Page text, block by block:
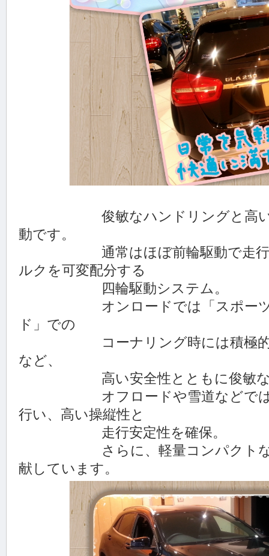
俊敏なハンドリングと高い安
動です。
通常はほぼ前輪駆動で走行し
ルクを可変配分する
四輪駆動システム。
オンロードでは「スポーツモ
ド」での
コーナリング時には積極的に
など、
高い安全性とともに俊敏なハ
オフロードや雪道などでは瞬
行い、高い操縦性と
走行安定性を確保。
さらに、軽量コンパクトな設
献しています。